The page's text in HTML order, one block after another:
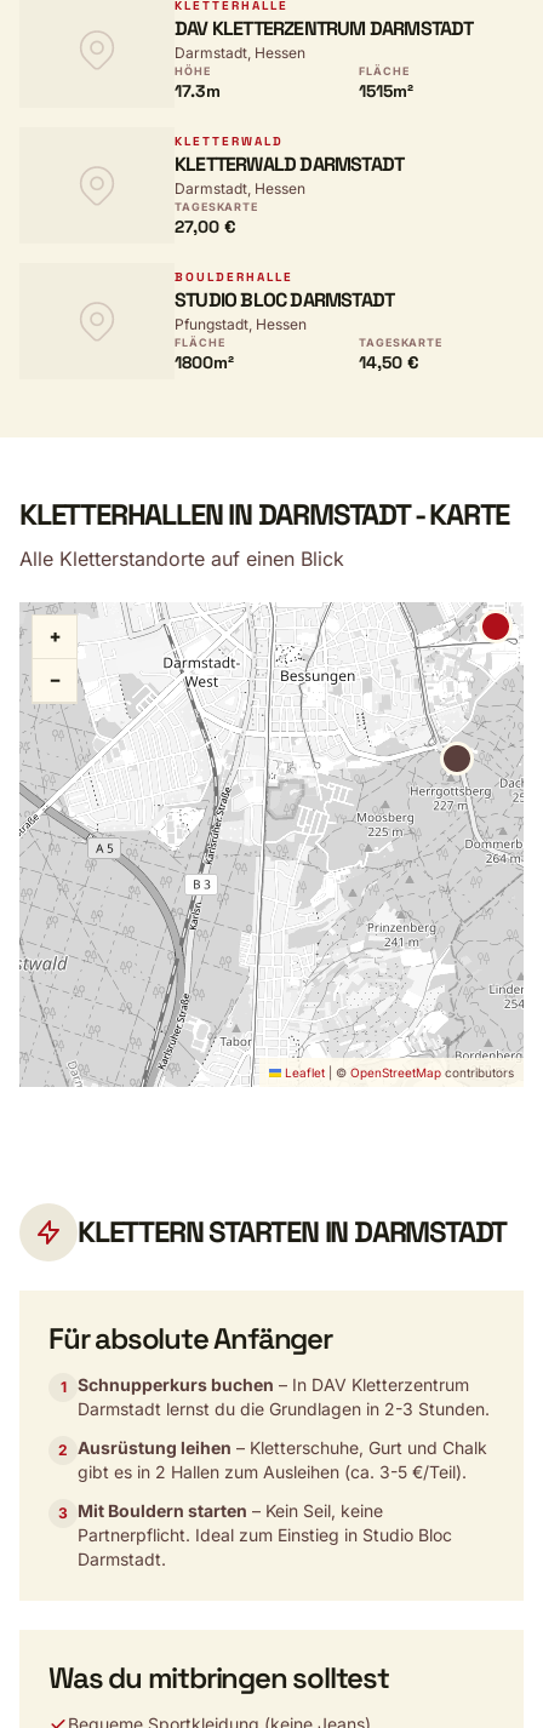
KLETTERHALLE
DAV KLETTERZENTRUM DARMSTADT
Darmstadt, Hessen
HÖHE
17.3m
FLÄCHE
1515m²
KLETTERWALD
KLETTERWALD DARMSTADT
Darmstadt, Hessen
TAGESKARTE
27,00 €
BOULDERHALLE
STUDIO BLOC DARMSTADT
Pfungstadt, Hessen
FLÄCHE
1800m²
TAGESKARTE
14,50 €
KLETTERHALLEN IN DARMSTADT - KARTE
Alle Kletterstandorte auf einen Blick
+
−
Leaflet © OpenStreetMap contributors
KLETTERN STARTEN IN DARMSTADT
Für absolute Anfänger
1 Schnupperkurs buchen – In DAV Kletterzentrum
Darmstadt lernst du die Grundlagen in 2-3 Stunden.
2 Ausrüstung leihen – Kletterschuhe, Gurt und Chalk
gibt es in 2 Hallen zum Ausleihen (ca. 3-5 €/Teil).
3 Mit Bouldern starten – Kein Seil, keine
Partnerpflicht. Ideal zum Einstieg in Studio Bloc
Darmstadt.
Was du mitbringen solltest
Bequeme Sportkleidung (keine Jeans)